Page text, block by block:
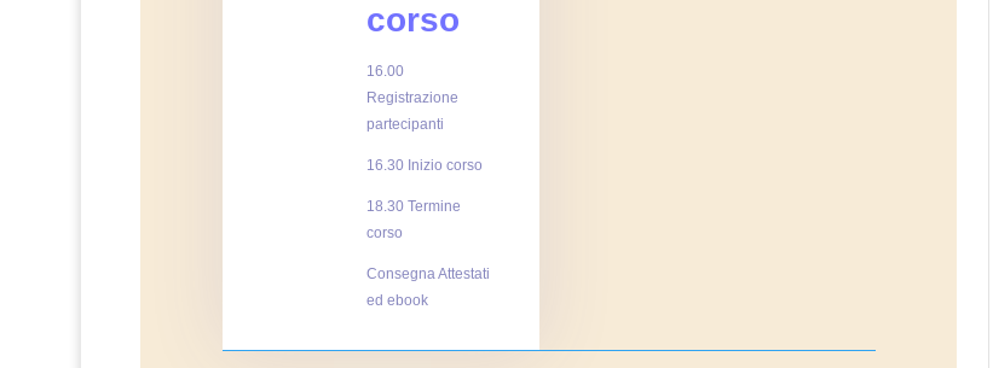
corso
16.00
Registrazione
partecipanti
16.30 Inizio corso
18.30 Termine
corso
Consegna Attestati
ed ebook